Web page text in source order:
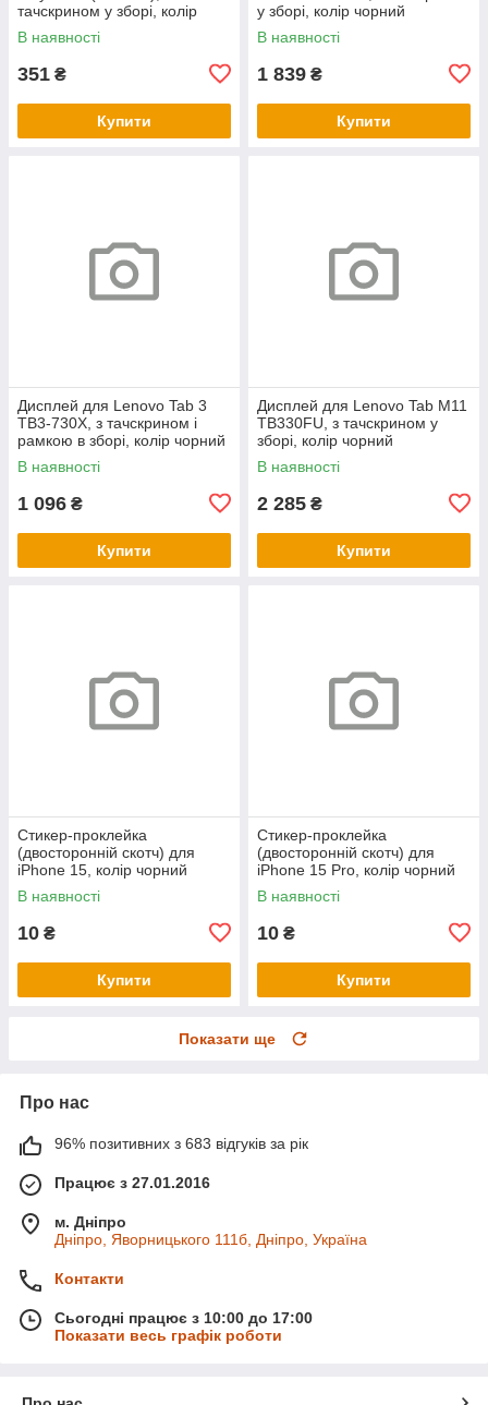
тачскрином у зборі, колір
чорний
В наявності
351 ₴
Купити
у зборі, колір чорний
В наявності
1 839 ₴
Купити
Дисплей для Lenovo Tab 3
TB3-730X, з тачскрином і
рамкою в зборі, колір чорний
В наявності
1 096 ₴
Купити
Дисплей для Lenovo Tab M11
TB330FU, з тачскрином у
зборі, колір чорний
В наявності
2 285 ₴
Купити
Стикер-проклейка
(двосторонній скотч) для
iPhone 15, колір чорний
В наявності
10 ₴
Купити
Стикер-проклейка
(двосторонній скотч) для
iPhone 15 Pro, колір чорний
В наявності
10 ₴
Купити
Показати ще
Про нас
96% позитивних з 683 відгуків за рік
Працює з 27.01.2016
м. Дніпро
Дніпро, Яворницького 111б, Дніпро, Україна
Контакти
Сьогодні працює з 10:00 до 17:00
Показати весь графік роботи